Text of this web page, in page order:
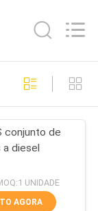
87
conjunto de
diesel
UNIDADE
AGORA